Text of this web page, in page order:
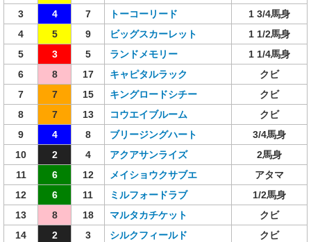
3
4 7 トーコーリード
1 3/4馬身
4
5 9 ビッグスカーレット
1 1/2馬身
5
3 5 ランドメモリー
1 1/4馬身
6
8 17 キャピタルラック
クビ
7
7 15 キングロードシチー
クビ
8
7 13 コウエイブルーム
クビ
9
4 8 ブリージングハート
3/4馬身
10
2 4 アクアサンライズ
2馬身
11
6 12 メイショウクサブエ
アタマ
12
6 11 ミルフォードラブ
1/2馬身
13
8 18 マルタカチケット
クビ
14
2 3 シルクフィールド
クビ